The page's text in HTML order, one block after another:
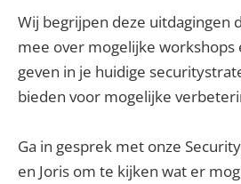
Wij begrijpen deze uitdagingen
mee over mogelijke workshops
geven in je huidige
bieden voor mogelijke
Ga in gesprek met onze
en Joris om te kijken wat er